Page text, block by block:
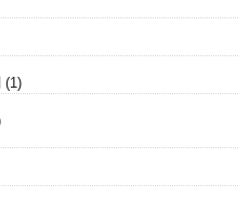
(1)